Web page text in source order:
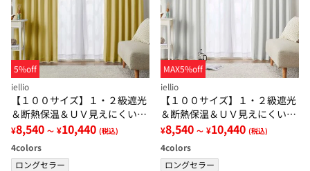
5%off
iellio
【１００サイズ】１・２級遮光
＆断熱保温＆ＵＶ見えにくいレ
ース付カーテンセット＜イージ
ーオーダー・無地・新生活・イ
エロー＞
¥8,540 ～ ¥10,440 (税込)
4colors
ロングセラー
MAX5%off
iellio
【１００サイズ】１・２級遮光
＆断熱保温＆ＵＶ見えにくいレ
ース付カーテンセット＜イージ
ーオーダー・無地・新生活・ホ
ワイト＞
¥8,540 ～ ¥10,440 (税込)
4colors
ロングセラー